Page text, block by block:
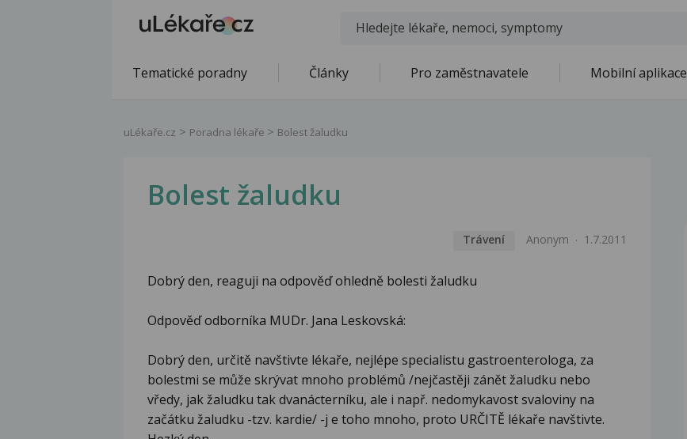
Tematické poradny Články Pro zaměstnavatele Mobilní aplikace
uLékaře.cz Poradna lékaře Bolest žaludku
Bolest žaludku
Trávení Anonym 1.7.2011
Dobrý den, reaguji na odpověď ohledně bolesti žaludku
Odpověď odborníka MUDr. Jana Leskovská:
Dobrý den, určitě navštivte lékaře, nejlépe specialistu gastroenterologa, za
bolestmi se může skrývat mnoho problémů /nejčastěji zánět žaludku nebo
vředy, jak žaludku tak dvanácterníku, ale i např. nedomykavost svaloviny na
začátku žaludku -tzv. kardie/ -j e toho mnoho, proto URČITĚ lékaře navštivte.